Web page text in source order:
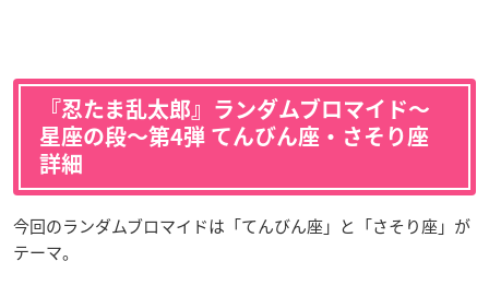
『忍たま乱太郎』ランダムブロマイド〜
星座の段〜第4弾 てんびん座・さそり座
詳細
今回のランダムブロマイドは「てんびん座」と「さそり座」が
テーマ。